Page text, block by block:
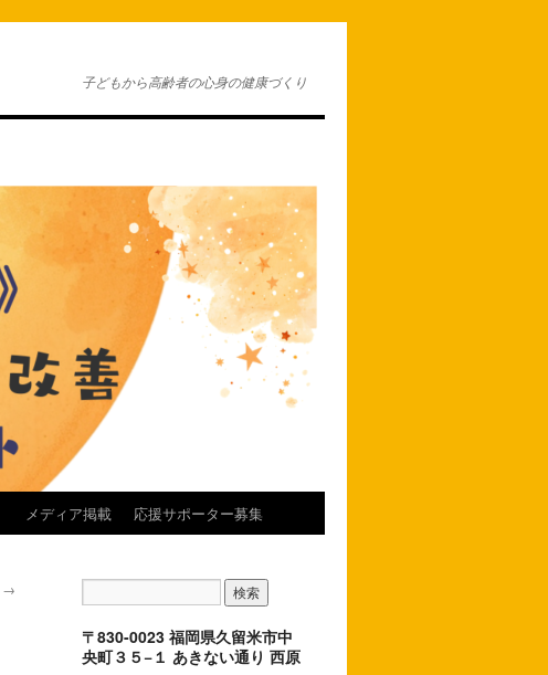
子どもから高齢者の心身の健康づくり
メディア掲載 応援サポーター募集
→
〒830-0023 福岡県久留米市中
央町３５−１ あきない通り 西原